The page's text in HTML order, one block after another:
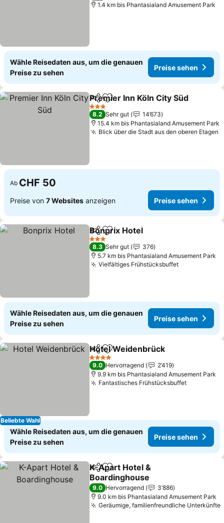
1.4 km bis Phantasialand Amusement Park
Wähle Reisedaten aus, um die genauen
Preise zu sehen
Preise sehen
TeilenZu Favoriten hinzufügen
Premier Inn Köln City Süd
3 Sterne
8.2 Sehr gut
14’673
15.4 km bis Phantasialand Amusement Park
Blick über die Stadt aus den oberen Etagen
Ab CHF 50
Preise von 7 Websites anzeigen Preise sehen
TeilenZu Favoriten hinzufügen
Bonprix Hotel
3 Sterne
8.3 Sehr gut
376
5.7 km bis Phantasialand Amusement Park
Vielfältiges Frühstücksbuffet
Wähle Reisedaten aus, um die genauen
Preise zu sehen
Preise sehen
Beliebte Wahl
TeilenZu Favoriten hinzufügen
Hotel Weidenbrück
4 Sterne
9.0 Hervorragend
2’419
9.9 km bis Phantasialand Amusement Park
Fantastisches Frühstücksbuffet
Wähle Reisedaten aus, um die genauen
Preise zu sehen
Preise sehen
TeilenZu Favoriten hinzufügen
K-Apart Hotel &
Boardinghouse
9.0 Hervorragend
3’886
9.0 km bis Phantasialand Amusement Park
Geräumige, familienfreundliche Unterkünfte